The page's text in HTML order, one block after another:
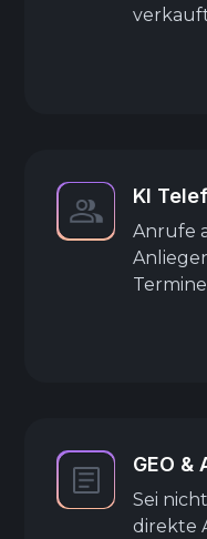
KI
Anrufe
GEO &
Sei
direkte